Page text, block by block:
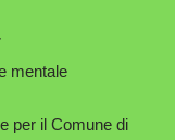
mentale
per il Comune di